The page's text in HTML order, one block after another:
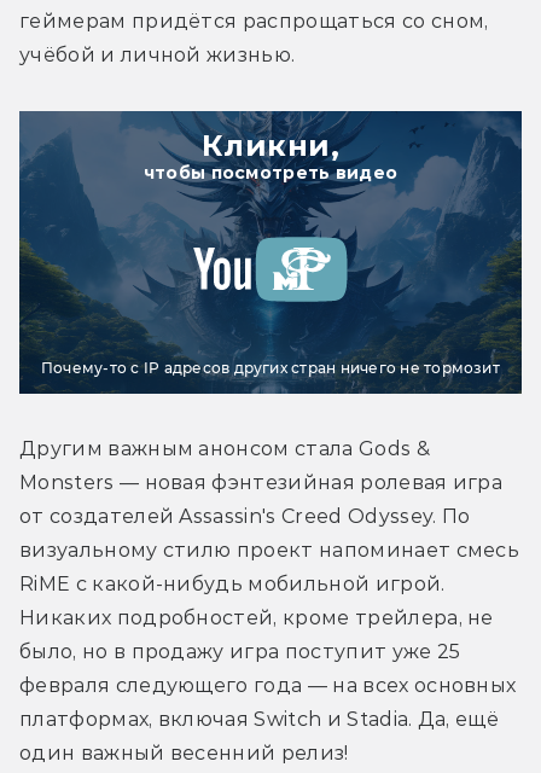
геймерам придётся распрощаться со сном,
учёбой и личной жизнью.
Кликни,
чтобы посмотреть видео
Почему-то с IP адресов других стран ничего не тормозит
Другим важным анонсом стала Gods &
Monsters — новая фэнтезийная ролевая игра
от создателей Assassin's Creed Odyssey. По
визуальному стилю проект напоминает смесь
RiME с какой-нибудь мобильной игрой.
Никаких подробностей, кроме трейлера, не
было, но в продажу игра поступит уже 25
февраля следующего года — на всех основных
платформах, включая Switch и Stadia. Да, ещё
один важный весенний релиз!